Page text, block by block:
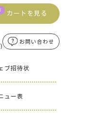
カートを見る
お問い合わせ
ブ招待状
ュー表